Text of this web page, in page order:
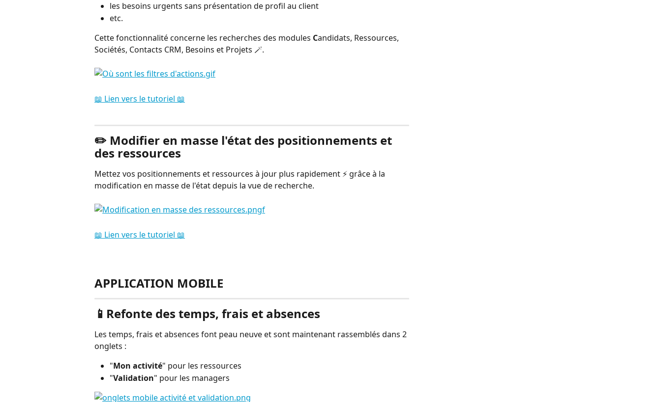
les besoins urgents sans présentation de profil au client
etc.
Cette fonctionnalité concerne les recherches des modules Candidats, Ressources,
Sociétés, Contacts CRM, Besoins et Projets 🪄.
📖 Lien vers le tutoriel 📖
✏️ Modifier en masse l'état des positionnements et
des ressources
Mettez vos positionnements et ressources à jour plus rapidement ⚡ grâce à la
modification en masse de l'état depuis la vue de recherche.
📖 Lien vers le tutoriel 📖
APPLICATION MOBILE
📱Refonte des temps, frais et absences
Les temps, frais et absences font peau neuve et sont maintenant rassemblés dans 2
onglets :
"Mon activité" pour les ressources
"Validation" pour les managers